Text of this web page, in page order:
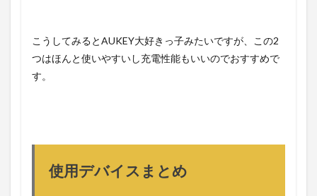
こうしてみるとAUKEY大好きっ子みたいですが、この2
つはほんと使いやすいし充電性能もいいのでおすすめで
す。
使用デバイスまとめ